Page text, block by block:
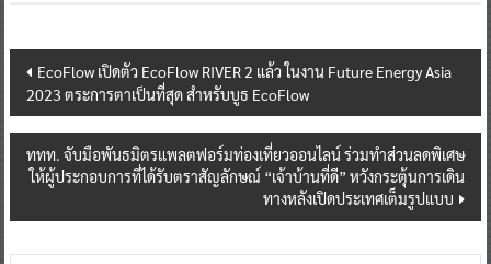
Post
navigation
EcoFlow เปิดตัว EcoFlow RIVER 2 แล้ว ในงาน Future Energy Asia
2023 ตระการตาเป็นที่สุด สำหรับบูธ EcoFlow
ททท. จับมือพันธมิตรแพลตฟอร์มท่องเที่ยวออนไลน์ ร่วมทำส่วนลดพิเศษ
ให้ผู้ประกอบการที่ได้รับตราสัญลักษณ์ “เจ้าบ้านที่ดี” หวังกระตุ้นการเดิน
ทางหลังเปิดประเทศเต็มรูปแบบ